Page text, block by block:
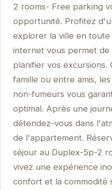
2 rooms- Free parking
opportunité. Profitez
explorer la ville en
internet vous permet
planifier vos excursions.
famille ou entre amis,
non-fumeurs vous
optimal. Après une
détendez-vous dans
de l'appartement.
séjour au Duplex-5p-2
vivez une expérience
confort et la commodité